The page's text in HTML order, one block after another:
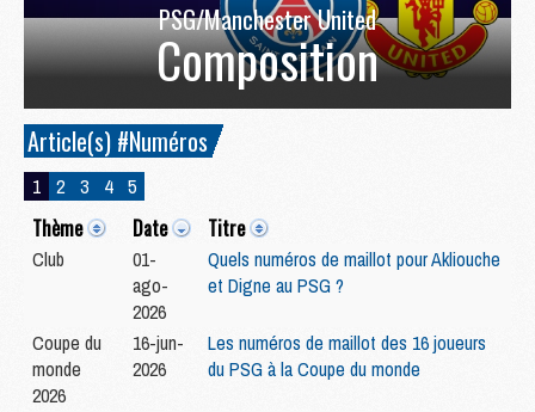
PSG/Manchester United
Composition
Article(s) #Numéros
1 2 3 4 5
Thème Date Titre
Club
01-
ago-
2026
Quels numéros de maillot pour Akliouche
et Digne au PSG ?
Coupe du
monde
2026
16-jun-
2026
Les numéros de maillot des 16 joueurs
du PSG à la Coupe du monde